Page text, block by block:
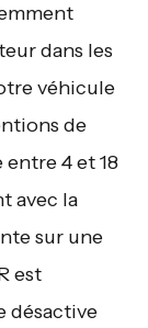
dans les
véhicule
de
4 et 18
avec la
sur une
est
désactive